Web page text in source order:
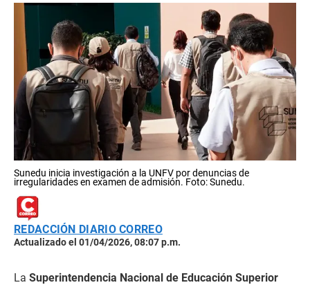
Sunedu inicia investigación a la UNFV por denuncias de
irregularidades en examen de admisión. Foto: Sunedu.
REDACCIÓN DIARIO CORREO
Actualizado el 01/04/2026, 08:07 p.m.
La Superintendencia Nacional de Educación Superior